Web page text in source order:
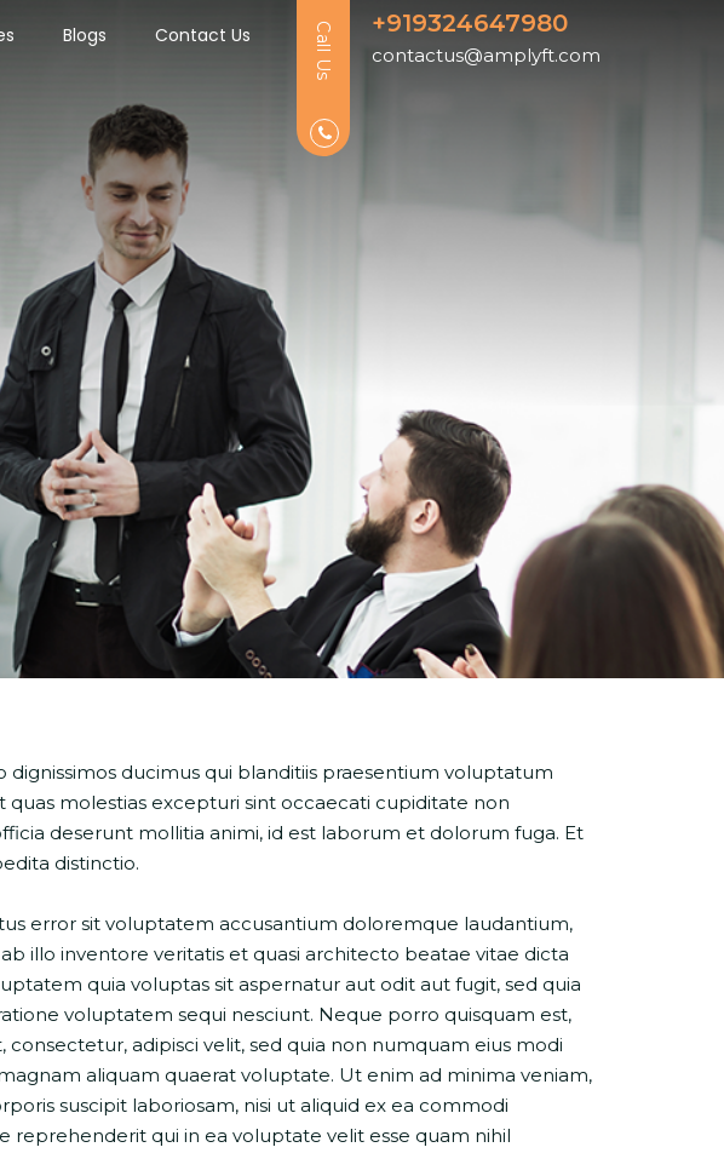
Call Us +919324647980
contactus@amplyft.com
Blogs Contact Us
dignissimos ducimus qui blanditiis praesentium voluptatum
molestias excepturi sint occaecati cupiditate non
deserunt mollitia animi, id est laborum et dolorum fuga. Et
distinctio.
error sit voluptatem accusantium doloremque laudantium,
illo inventore veritatis et quasi architecto beatae vitae dicta
quia voluptas sit aspernatur aut odit aut fugit, sed quia
voluptatem sequi nesciunt. Neque porro quisquam est,
adipisci velit, sed quia non numquam eius modi
aliquam quaerat voluptate. Ut enim ad minima veniam,
suscipit laboriosam, nisi ut aliquid ex ea commodi
reprehenderit qui in ea voluptate velit esse quam nihil